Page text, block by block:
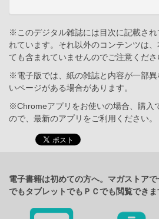
※このデジタル雑誌には目次に記載され
れています。それ以外のコンテンツは
ても含まれていませんのでご注意くださ
※電子版では、紙の雑誌と内容が一部
いページがある場合があります。
※Chromeアプリをお使いの場合、購入
ので、最新のアプリをご利用ください。
電子書籍は初めての方へ。マガストア
でもタブレットでもＰＣでも閲覧できま